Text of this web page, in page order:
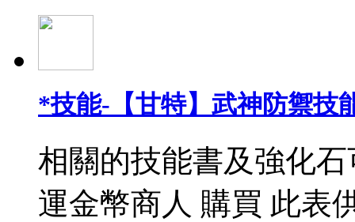
*技能-【甘特】武神防禦技
相關的技能書及強化
運金幣商人 購買 此表